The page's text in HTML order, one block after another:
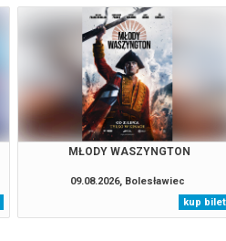
MŁODY WASZYNGTON
09.08.2026, Bolesławiec
kup bilet